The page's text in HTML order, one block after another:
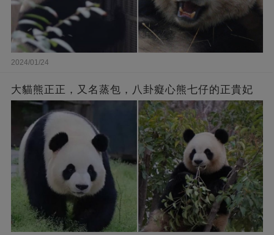
2024/01/24
大貓熊正正，又名蒸包，八卦癡心熊七仔的正貴妃